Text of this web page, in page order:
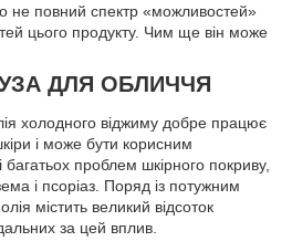
не повний спектр «можливостей»
цього продукту. Чим ще він може
ДЛЯ ОБЛИЧЧЯ
холодного віджиму добре працює
і може бути корисним
проблем шкірного покриву,
і псоріаз. Поряд із потужним
містить великий відсоток
за цей вплив.